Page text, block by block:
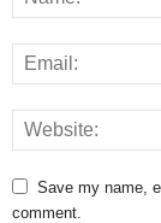
Save my name,
comment.